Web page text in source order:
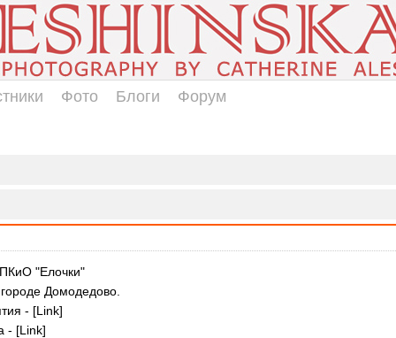
Фото Блоги Форум
"Елочки"
Домодедово.
- [Link]
- [Link]